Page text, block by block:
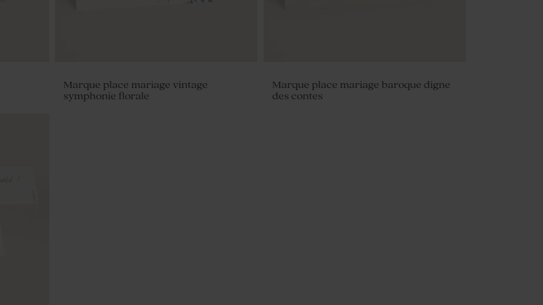
Marque place mariage vintage
symphonie florale
Marque place mariage baroque digne
des contes